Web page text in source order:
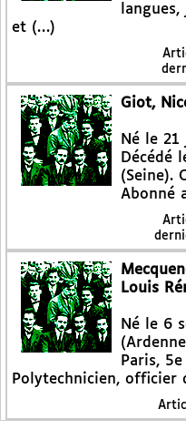
et (…)
Giot,
Né le
Décédé
(Seine).
Abonné
Louis
Né le 6
Paris,
Polytechnicien, officier